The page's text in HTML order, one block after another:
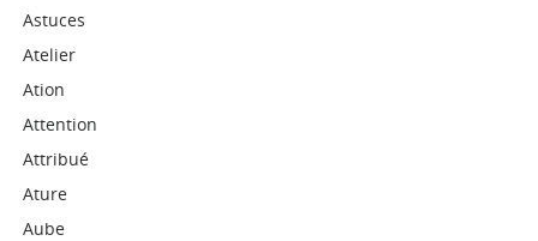
Astuces
Atelier
Ation
Attention
Attribué
Ature
Aube